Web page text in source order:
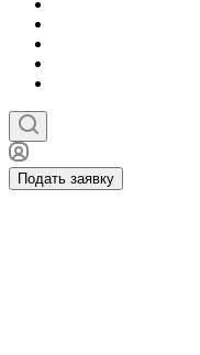
Подать заявку